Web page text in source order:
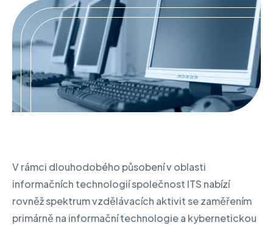
V rámci dlouhodobého působení v oblasti
informačních technologií společnost ITS nabízí
rovněž spektrum vzdělávacích aktivit se zaměřením
primárně na informační technologie a kybernetickou